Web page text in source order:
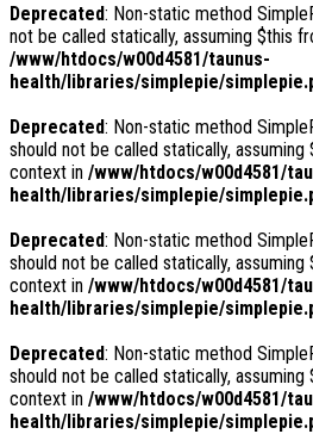
Deprecated: Non-static method
not be called statically, assuming $this
/www/htdocs/w00d4581/taunus-
health/libraries/simplepie/
Deprecated: Non-static method
should not be called statically,
context in /www/htdocs/w00d4581/
health/libraries/simplepie/
Deprecated: Non-static method
should not be called statically,
context in /www/htdocs/w00d4581/
health/libraries/simplepie/
Deprecated: Non-static method
should not be called statically,
context in /www/htdocs/w00d4581/
health/libraries/simplepie/